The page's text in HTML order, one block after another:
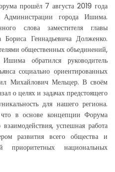
прошёл 7 августа 2019 года
города Ишима.
слова заместителя главы
Геннадьевича Долженко.
общественных объединений,
обратился руководитель
социально ориентированных
Михайлович Мельцер. В своём
о целях и задачах предстоящего
для нашего региона.
в основе концепции Форума
успешная работа
развития всего общества и
приоритетных национальных